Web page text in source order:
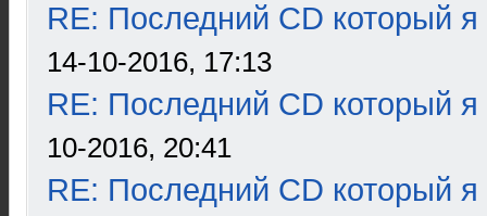
RE: Последний CD который я
14-10-2016, 17:13
RE: Последний CD который я
10-2016, 20:41
RE: Последний CD который я